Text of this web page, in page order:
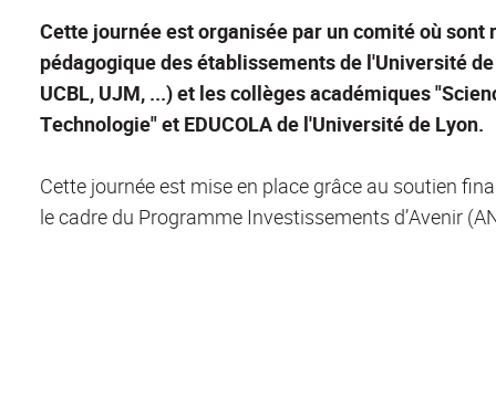
Cette journée est organisée par un comité où
pédagogique des établissements de l'Université
UCBL, UJM, ...) et les collèges académiques
Technologie" et EDUCOLA de l'Université de Lyon.
Cette journée est mise en place grâce au soutien
le cadre du Programme Investissements d’Avenir